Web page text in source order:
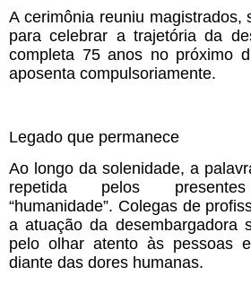
A cerimônia reuniu magistrados,
para celebrar a trajetória da
completa 75 anos no próximo
aposenta compulsoriamente.
Legado que permanece
Ao longo da solenidade, a
repetida pelos
“humanidade”. Colegas de
a atuação da desembargadora
pelo olhar atento às pessoas
diante das dores humanas.